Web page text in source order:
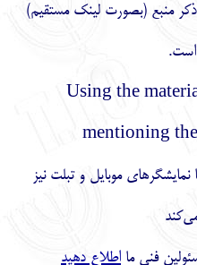
ذكر منبع (بصورت لینک مستقیم)
است.
.Using the
mentioning
موبایل و تبلت نیز
فنی ما اطلاع دهید